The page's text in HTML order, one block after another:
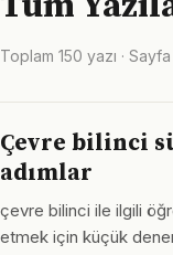
Toplam 150 yazı ·
Çevre bilinci
adımlar
çevre bilinci ile ilgili
etmek için küçük